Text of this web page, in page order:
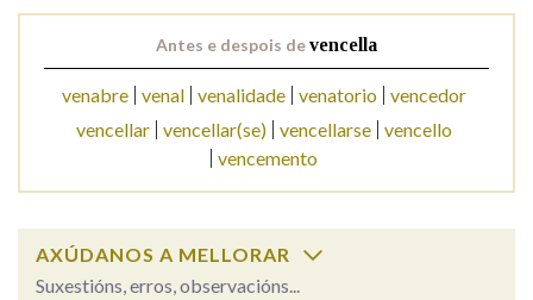
BUSCAR NO CONTIDO
Nas definicións
Nos exemplos
Na fraseoloxía
Antes e despois devencella
venabre venal venalidade venatorio
vencedor
vencellar
vencellar(se) vencellarse
vencello
vencemento
AXÚDANOS A MELLORAR
Suxestións, erros, observacións...